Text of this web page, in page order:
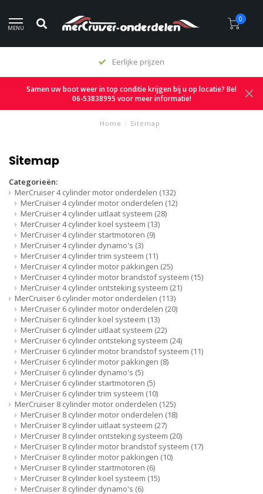
MENU
0
Eerlijke prijzen
Samen uw boot weer in top conditie krijgen bij u op locatie? Bel
06-53838995 voor meer informatie!
Home / Sitemap
Sitemap
Categorieën:
MerCruiser 4 cylinder motor onderdelen (132)
MerCruiser 4 cylinder motor onderdelen (12)
MerCruiser 4 cylinder uitlaat systeem (28)
MerCruiser 4 cylinder koel systeem (13)
MerCruiser 4 cylinder startmotoren (9)
MerCruiser 4 cylinder dynamo's (3)
MerCruiser 4 cylinder trim systeem (11)
MerCruiser 4 cylinder motor pakkingen (25)
MerCruiser 4 cylinder motor brandstof systeem (15)
MerCruiser 4 cylinder ontsteking systeem (21)
MerCruiser 6 cylinder motor onderdelen (113)
MerCruiser 6 cylinder motor onderdelen (20)
MerCruiser 6 cylinder koel systeem (13)
MerCruiser 6 cylinder uitlaat systeem (22)
MerCruiser 6 cylinder ontsteking systeem (24)
MerCruiser 6 cylinder motor brandstof systeem (11)
MerCruiser 6 cylinder motor pakkingen (8)
MerCruiser 6 cylinder dynamo's (5)
MerCruiser 6 cylinder startmotoren (5)
MerCruiser 6 cylinder trim systeem (10)
MerCruiser 8 cylinder motor onderdelen (125)
MerCruiser 8 cylinder motor onderdelen (18)
MerCruiser 8 cylinder uitlaat systeem (27)
MerCruiser 8 cylinder ontsteking systeem (20)
MerCruiser 8 cylinder motor brandstof systeem (17)
MerCruiser 8 cylinder motor pakkingen (10)
MerCruiser 8 cylinder startmotoren (6)
MerCruiser 8 cylinder koel systeem (15)
MerCruiser 8 cylinder dynamo's (6)